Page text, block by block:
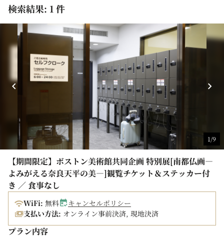
検索結果: 1 件
1/9
【期間限定】ボストン美術館共同企画 特別展[南都仏画―
よみがえる奈良天平の美―]観覧チケット＆ステッカー付
き ／ 食事なし
WiFi: 無料
キャンセルポリシー
支払い方法: オンライン事前決済, 現地決済
プラン内容